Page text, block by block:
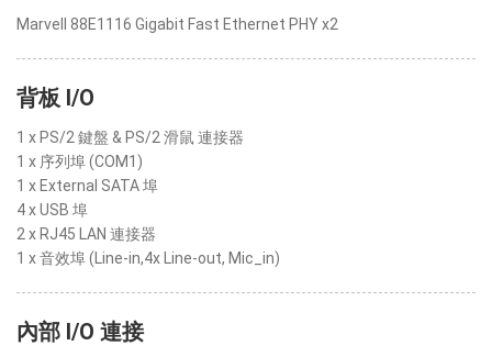
Marvell 88E1116 Gigabit Fast Ethernet PHY x2
背板 I/O
1 x PS/2 鍵盤 & PS/2 滑鼠 連接器
1 x 序列埠 (COM1)
1 x External SATA 埠
4 x USB 埠
2 x RJ45 LAN 連接器
1 x 音效埠 (Line-in,4x Line-out, Mic_in)
內部 I/O 連接